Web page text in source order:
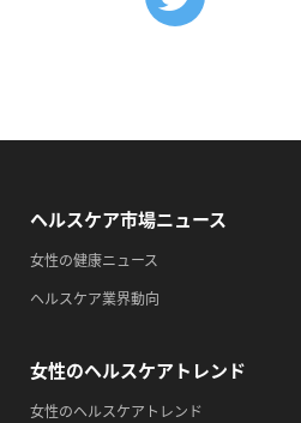
・世界アルツハイマー月間
2026/09/13(日)
・がん征圧月間
・世界アルツハイマー月間
・歯ヂカラ探究月間
・職場の健康診断実施強化月間
ヘルスケア市場ニュース
女性の健康ニュース
ヘルスケア業界動向
女性のヘルスケアトレンド
女性のヘルスケアトレンド